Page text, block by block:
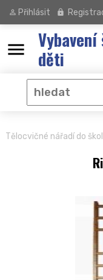
Přihlásit
menu
děti
Tělocvičné nářadí do